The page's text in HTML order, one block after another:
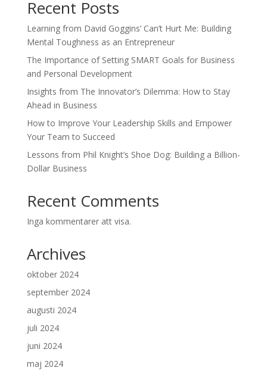
Recent Posts
Learning from David Goggins’ Can’t Hurt Me: Building
Mental Toughness as an Entrepreneur
The Importance of Setting SMART Goals for Business
and Personal Development
Insights from The Innovator’s Dilemma: How to Stay
Ahead in Business
How to Improve Your Leadership Skills and Empower
Your Team to Succeed
Lessons from Phil Knight’s Shoe Dog: Building a Billion-
Dollar Business
Recent Comments
Inga kommentarer att visa.
Archives
oktober 2024
september 2024
augusti 2024
juli 2024
juni 2024
maj 2024